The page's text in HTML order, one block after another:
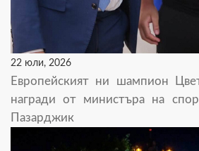
22 юли, 2026
Европейският ни шампион
награди от министъра на
Пазарджик